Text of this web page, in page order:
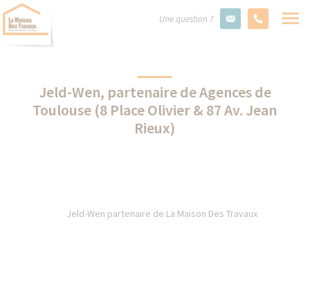
Une question ?
Jeld-Wen, partenaire de Agences de
Toulouse (8 Place Olivier & 87 Av. Jean
Rieux)
Jeld-Wen partenaire de La Maison Des Travaux